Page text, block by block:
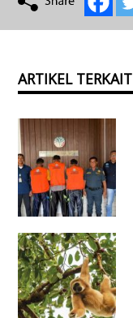
ARTIKEL TERKAIT